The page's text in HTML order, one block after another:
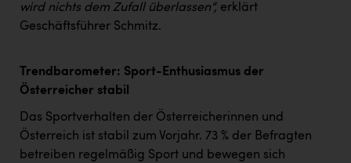
wird nichts dem Zufall überlassen“, erklärt
Geschäftsführer Schmitz.
Trendbarometer: Sport-Enthusiasmus der
Österreicher stabil
Das Sportverhalten der Österreicherinnen und
Österreich ist stabil zum Vorjahr. 73 % der Befragten
betreiben regelmäßig Sport und bewegen sich